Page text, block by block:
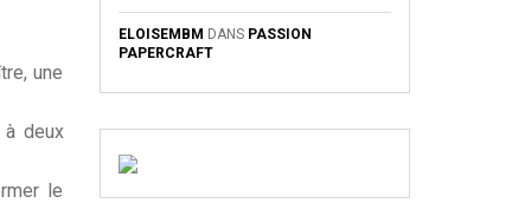
une
deux
le
ELOISEMBM DANS PASSION
PAPERCRAFT